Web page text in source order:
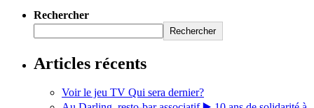
Rechercher
Rechercher
Articles récents
Voir le jeu TV Qui sera dernier?